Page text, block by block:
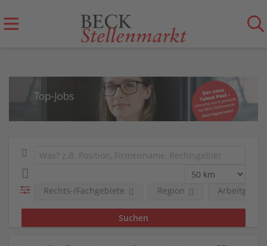
Rechts-/Fachgebiete Region